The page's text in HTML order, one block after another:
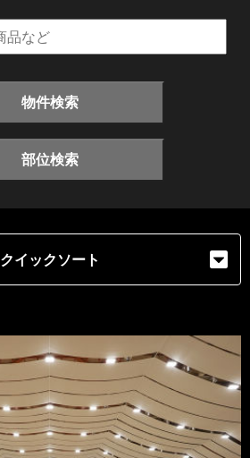
物件検索
部位検索
クイックソート